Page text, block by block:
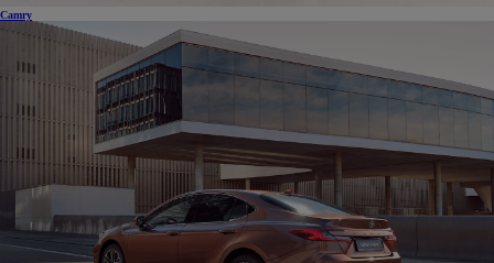
Camry